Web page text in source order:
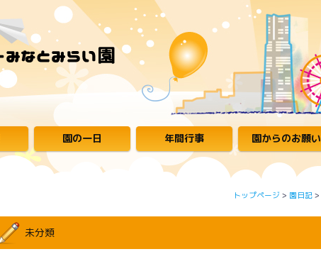
園の一日 年間行事 園からのお願い
トップページ> 園日記>
未分類